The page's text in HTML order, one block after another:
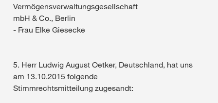
Vermögensverwaltungsgesellschaft
mbH & Co., Berlin
- Frau Elke Giesecke
5. Herr Ludwig August Oetker, Deutschland, hat uns
am 13.10.2015 folgende
Stimmrechtsmitteilung zugesandt: